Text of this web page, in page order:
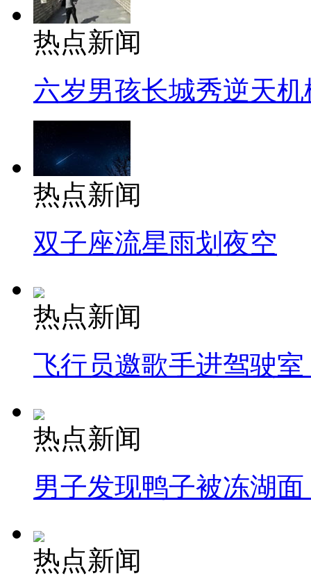
热点新闻
六岁男孩长城秀逆天机
热点新闻
双子座流星雨划夜空
热点新闻
飞行员邀歌手进驾驶
热点新闻
男子发现鸭子被冻湖
热点新闻